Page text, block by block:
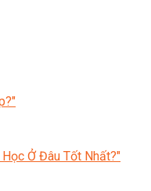
Ở Đâu Tốt Nhất?"